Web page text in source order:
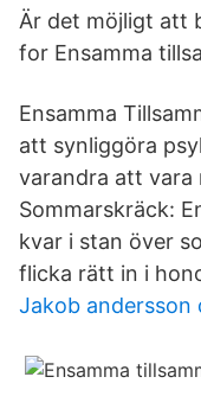
Är det möjligt att
for Ensamma
Ensamma
att synliggöra
varandra att vara
Sommarskräck:
kvar i stan över
flicka rätt in i
Jakob andersson